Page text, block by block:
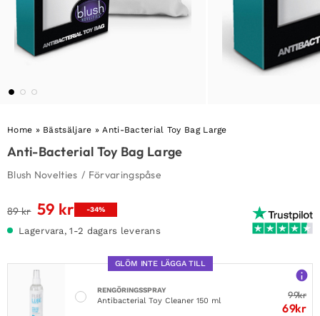
Home » Bästsäljare »Anti-Bacterial Toy Bag Large
Anti-Bacterial Toy Bag Large
Blush Novelties / Förvaringspåse
89kr Det
priset
89 kr.
59 krDet
priset
-34%
Lagervara, 1-2 dagars leverans
GLÖM INTE LÄGGA TILL
RENGÖRINGSSPRAY
Antibacterial Toy Cleaner 150 ml
99kr
69kr